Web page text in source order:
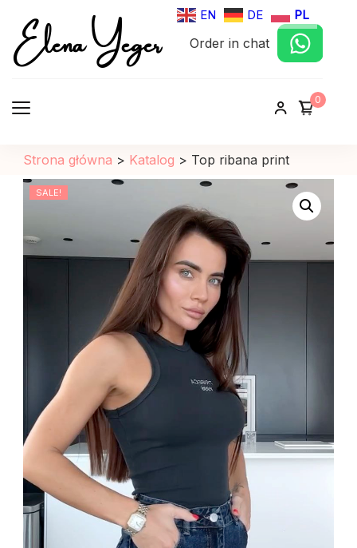
EN DE PL
Elena Yeger
Sklep internetowy odziez damska
Order in chat
0
Strona główna > Katalog > Top ribana print
SALE!